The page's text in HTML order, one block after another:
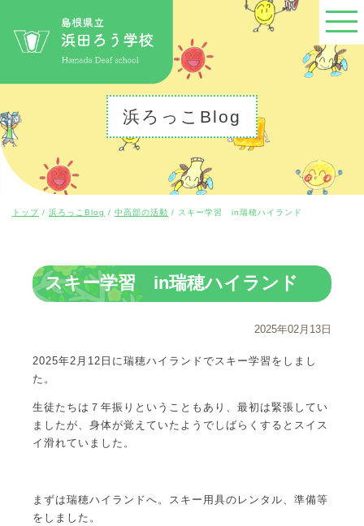
浜ろっこBlog
現
トップ / 浜ろっこBlog / 中高部の活動 / スキー学習 in瑞穂ハイランド
スキー学習 in瑞穂ハイランド
2025年02月13日
2025年2月12日に瑞穂ハイランドでスキー学習をしまし
た。
生徒たちは７年振りということもあり、最初は緊張してい
ましたが、身体が覚えていたようでしばらくするとスイス
イ滑れていました。
まずは瑞穂ハイランドへ。スキー用具のレンタル、準備等
をしました。